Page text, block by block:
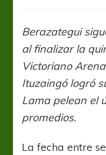
Berazategui
al finalizar la
Victoriano
Ituzaingó logró
Lama pelean el
promedios.
La fecha entre